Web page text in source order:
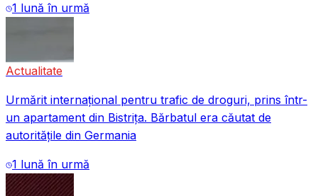
1 lună în urmă
Actualitate
Urmărit internațional pentru trafic de droguri, prins într-
un apartament din Bistrița. Bărbatul era căutat de
autoritățile din Germania
1 lună în urmă